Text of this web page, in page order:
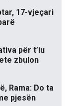
17-vjeçari
për t’iu
zbulon
Rama: Do ta
pjesën